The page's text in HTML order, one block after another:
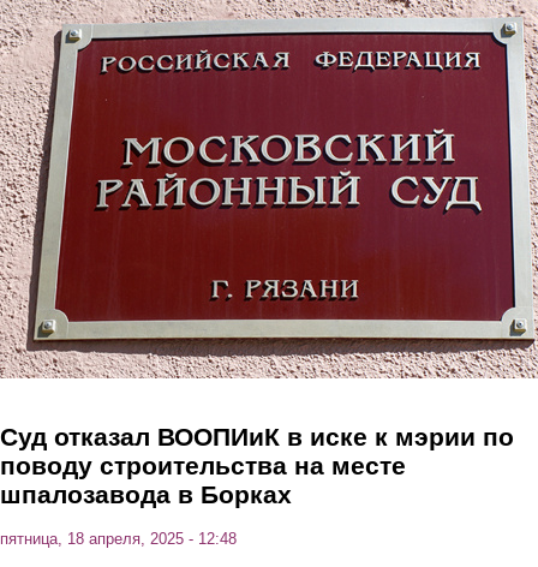
Перейти к основному содержанию
Суд отказал ВООПИиК в иске к мэрии по
поводу строительства на месте
шпалозавода в Борках
пятница, 18 апреля, 2025 - 12:48